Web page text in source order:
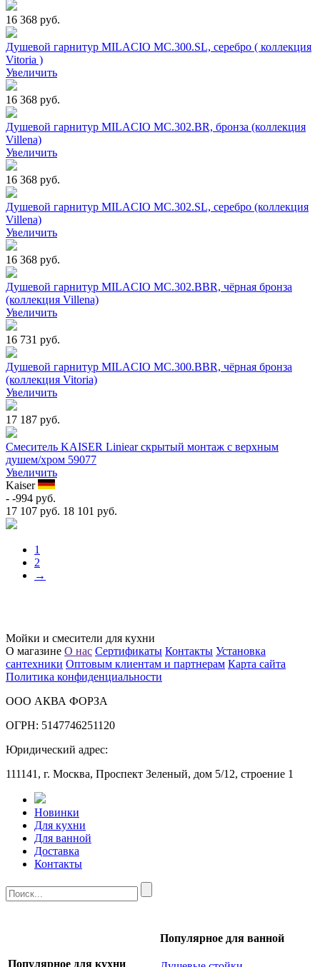
16 368 руб.
Душевой гарнитур MILACIO MC.300.SL, серебро ( коллекция
Vitoria )
Увеличить
16 368 руб.
Душевой гарнитур MILACIO MC.302.BR, бронза (коллекция
Villena)
Увеличить
16 368 руб.
Душевой гарнитур MILACIO MC.302.SL, серебро (коллекция
Villena)
Увеличить
16 368 руб.
Душевой гарнитур MILACIO MC.302.BBR, чёрная бронза
(коллекция Villena)
Увеличить
16 731 руб.
Душевой гарнитур MILACIO MC.300.BBR, чёрная бронза
(коллекция Vitoria)
Увеличить
17 187 руб.
Смеситель KAISER Liniear скрытый монтаж с верхным
душем/хром 59077
Увеличить
Kaiser
- -994 руб.
17 107 руб. 18 101 руб.
1
2
→
Мойки и смесители для кухни
О магазине О нас Сертификаты Контакты Установка
сантехники Оптовым клиентам и партнерам Карта сайта
Политика конфиденциальности
ООО АКВА ФОРЗА
ОГРН: 5147746251120
Юридический адрес:
111141, г. Москва, Проспект Зеленый, дом 5/12, строение 1
Новинки
Для кухни
Для ванной
Доставка
Контакты
Популярное для кухни
Популярное для ванной